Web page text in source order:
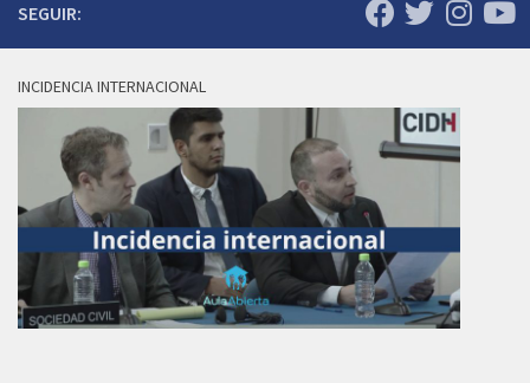
SEGUIR:
INCIDENCIA INTERNACIONAL